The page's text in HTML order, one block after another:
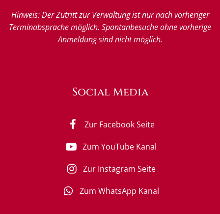
Hinweis: Der Zutritt zur Verwaltung ist nur nach vorheriger
Terminabsprache möglich. Spontanbesuche ohne vorherige
Anmeldung sind nicht möglich.
Social Media
Zur Facebook Seite
Zum YouTube Kanal
Zur Instagram Seite
Zum WhatsApp Kanal